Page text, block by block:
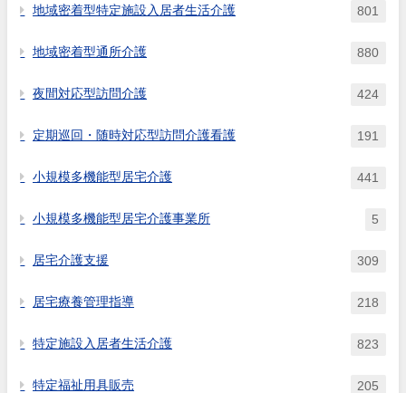
地域密着型特定施設入居者生活介護 801
地域密着型通所介護 880
夜間対応型訪問介護 424
定期巡回・随時対応型訪問介護看護 191
小規模多機能型居宅介護 441
小規模多機能型居宅介護事業所 5
居宅介護支援 309
居宅療養管理指導 218
特定施設入居者生活介護 823
特定福祉用具販売 205